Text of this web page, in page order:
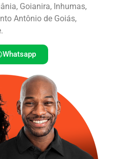
Goianira, Inhumas,
Antônio de Goiás,
Whatsapp